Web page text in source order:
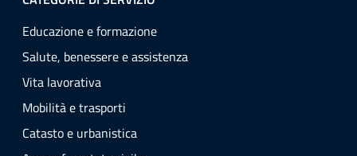
Educazione e formazione
Salute, benessere e assistenza
Vita lavorativa
Mobilità e trasporti
Catasto e urbanistica